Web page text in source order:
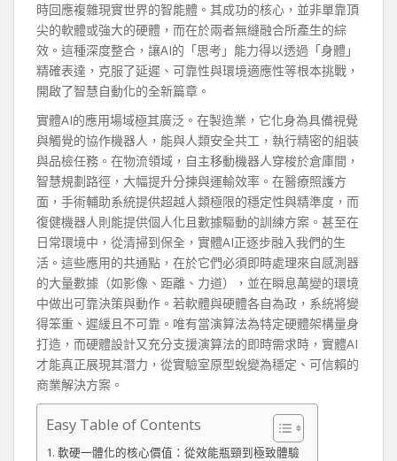
時回應複雜現實世界的智能體。其成功的核心，並非單靠頂
尖的軟體或強大的硬體，而在於兩者無縫融合所產生的綜
效。這種深度整合，讓AI的「思考」能力得以透過「身體」
精確表達，克服了延遲、可靠性與環境適應性等根本挑戰，
開啟了智慧自動化的全新篇章。
實體AI的應用場域極其廣泛。在製造業，它化身為具備視覺
與觸覺的協作機器人，能與人類安全共工，執行精密的組裝
與品檢任務。在物流領域，自主移動機器人穿梭於倉庫間，
智慧規劃路徑，大幅提升分揀與運輸效率。在醫療照護方
面，手術輔助系統提供超越人類極限的穩定性與精準度，而
復健機器人則能提供個人化且數據驅動的訓練方案。甚至在
日常環境中，從清掃到保全，實體AI正逐步融入我們的生
活。這些應用的共通點，在於它們必須即時處理來自感測器
的大量數據（如影像、距離、力道），並在瞬息萬變的環境
中做出可靠決策與動作。若軟體與硬體各自為政，系統將變
得笨重、遲緩且不可靠。唯有當演算法為特定硬體架構量身
打造，而硬體設計又充分支援演算法的即時需求時，實體AI
才能真正展現其潛力，從實驗室原型蛻變為穩定、可信賴的
商業解決方案。
Easy Table of Contents
軟硬一體化的核心價值：從效能瓶頸到極致體驗